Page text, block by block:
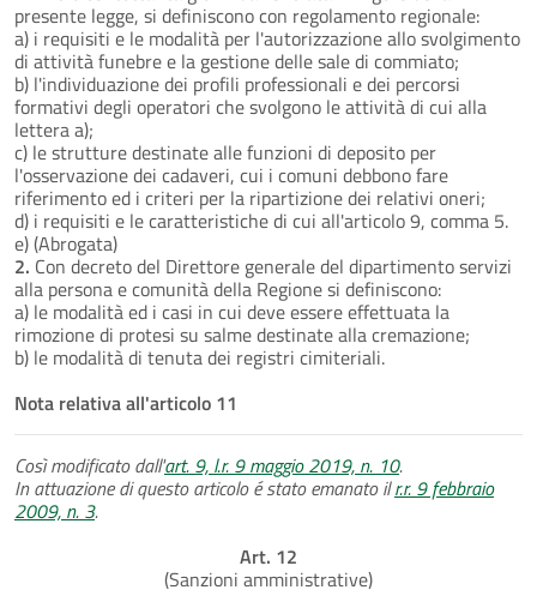
presente legge, si definiscono con regolamento regionale:
a) i requisiti e le modalità per l'autorizzazione allo svolgimento
di attività funebre e la gestione delle sale di commiato;
b) l'individuazione dei profili professionali e dei percorsi
formativi degli operatori che svolgono le attività di cui alla
lettera a);
c) le strutture destinate alle funzioni di deposito per
l'osservazione dei cadaveri, cui i comuni debbono fare
riferimento ed i criteri per la ripartizione dei relativi oneri;
d) i requisiti e le caratteristiche di cui all'articolo 9, comma 5.
e) (Abrogata)
2. Con decreto del Direttore generale del dipartimento servizi
alla persona e comunità della Regione si definiscono:
a) le modalità ed i casi in cui deve essere effettuata la
rimozione di protesi su salme destinate alla cremazione;
b) le modalità di tenuta dei registri cimiteriali.
Nota relativa all'articolo 11
Così modificato dall'art. 9, l.r. 9 maggio 2019, n. 10.
In attuazione di questo articolo é stato emanato ilr.r. 9 febbraio
2009, n. 3.
Art. 12
(Sanzioni amministrative)